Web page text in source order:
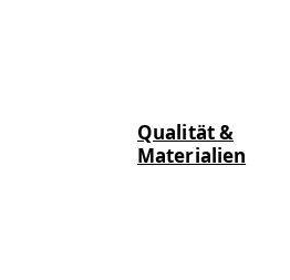
Qualität &
Materialien